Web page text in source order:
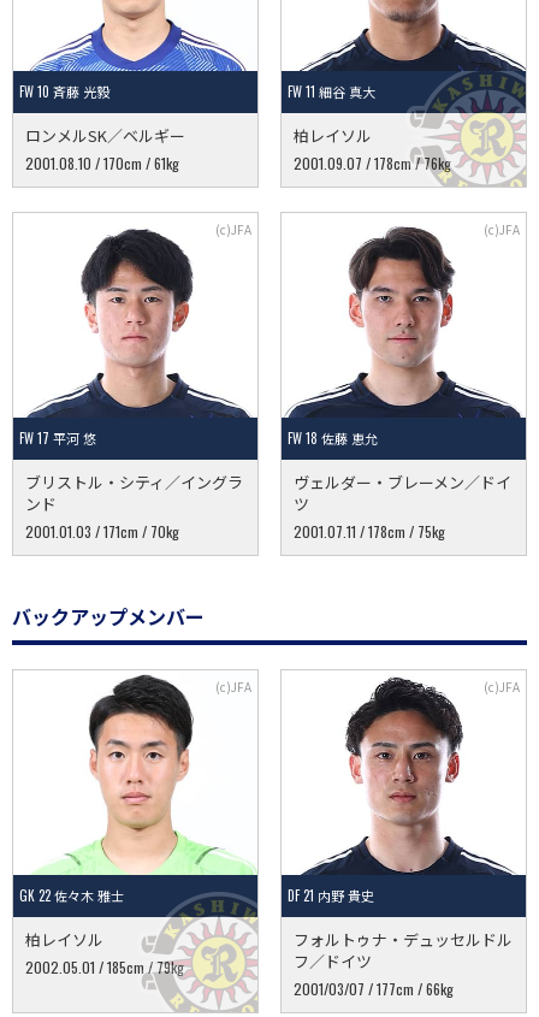
FW 10 斉藤 光毅
ロンメルSK／ベルギー
2001.08.10 / 170cm / 61kg
FW 11 細谷 真大
柏レイソル
2001.09.07 / 178cm / 76kg
FW 17 平河 悠
ブリストル・シティ／イングラ
ンド
2001.01.03 / 171cm / 70kg
FW 18 佐藤 恵允
ヴェルダー・ブレーメン／ドイ
ツ
2001.07.11 / 178cm / 75kg
バックアップメンバー
GK 22 佐々木 雅士
柏レイソル
2002.05.01 / 185cm / 79kg
DF 21 内野 貴史
フォルトゥナ・デュッセルドル
フ／ドイツ
2001/03/07 / 177cm / 66kg